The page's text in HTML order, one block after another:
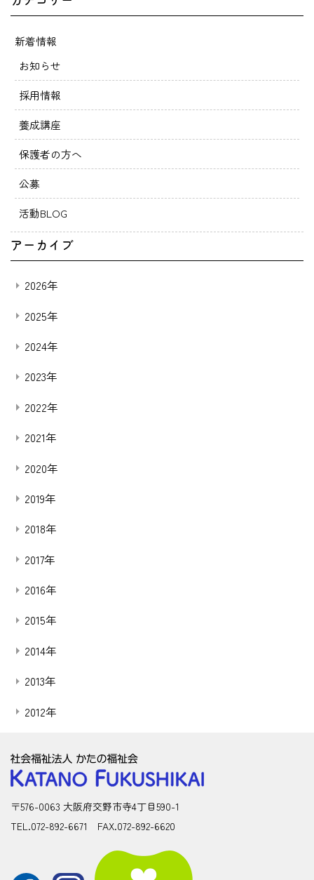
新着情報
お知らせ
採用情報
養成講座
保護者の方へ
公募
活動BLOG
アーカイブ
2026年
2025年
2024年
2023年
2022年
2021年
2020年
2019年
2018年
2017年
2016年
2015年
2014年
2013年
2012年
〒576-0063 大阪府交野市寺4丁目590-1
TEL.072-892-6671 FAX.072-892-6620